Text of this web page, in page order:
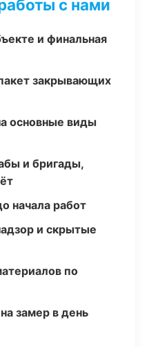
с нами
и финальная
закрывающих
основные виды
и бригады,
начала работ
и скрытые
по
замер в день